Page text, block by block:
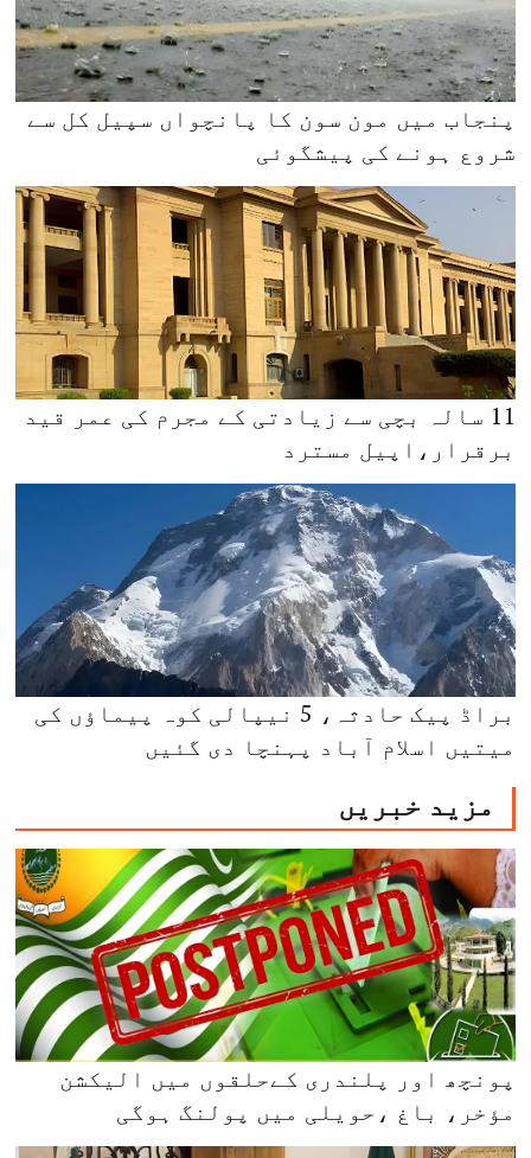
پنجاب میں مون سون کا پانچواں سپیل کل سے
شروع ہونے کی پیشگوئی
11 سالہ بچی سے زیادتی کے مجرم کی عمر قید
برقرار،اپیل مسترد
براڈ پیک حادثہ، 5 نیپالی کوہ پیماؤں کی
میتیں اسلام آباد پہنچا دی گئیں
مزید خبریں
پونچھ اور پلندری کےحلقوں میں الیکشن
مؤخر، باغ ،حویلی میں پولنگ ہوگی